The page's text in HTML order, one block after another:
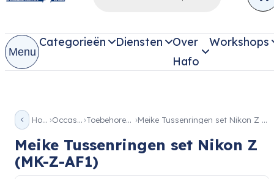
Menu
Categorieën Diensten
Over
Hafo
Workshops
Home Occassion Toebehoren Occ Meike Tussenringen set Nikon Z (MK-Z-AF1)
Meike Tussenringen set Nikon Z
(MK-Z-AF1)